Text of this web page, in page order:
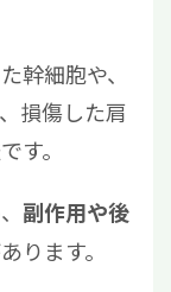
幹細胞や、
損傷した肩
す。
副作用や後
ります。